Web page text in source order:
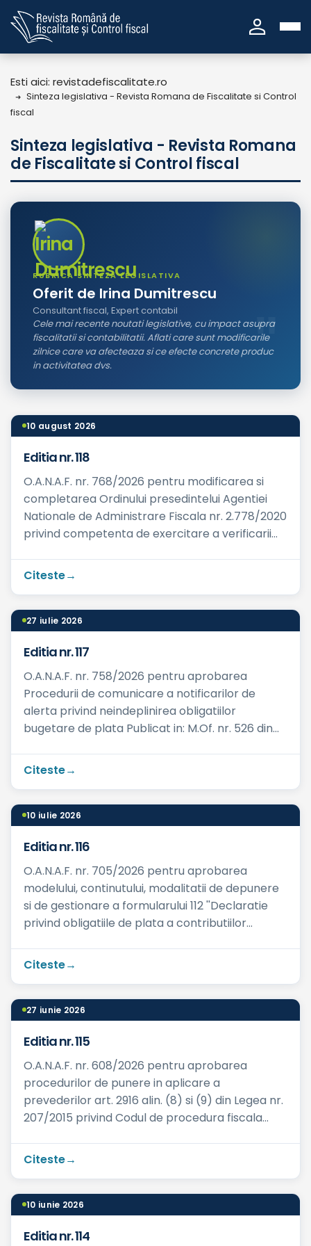
person
Esti aici: revistadefiscalitate.ro
Sinteza legislativa - Revista Romana de Fiscalitate si Control
fiscal
Sinteza legislativa - Revista Romana
de Fiscalitate si Control fiscal
RUBRICA SINTEZA LEGISLATIVA
Oferit de Irina Dumitrescu
Consultant fiscal, Expert contabil
Cele mai recente noutati legislative, cu impact asupra
fiscalitatii si contabilitatii. Aflati care sunt modificarile
zilnice care va afecteaza si ce efecte concrete produc
in activitatea dvs.
10 august 2026
Editia nr. 118
O.A.N.A.F. nr. 768/2026 pentru modificarea si
completarea Ordinului presedintelui Agentiei
Nationale de Administrare Fiscala nr. 2.778/2020
privind competenta de exercitare a verificarii
Citeste
27 iulie 2026
Editia nr. 117
O.A.N.A.F. nr. 758/2026 pentru aprobarea
Procedurii de comunicare a notificarilor de
alerta privind neindeplinirea obligatiilor
bugetare de plata Publicat in: M.Of. nr. 526 din
Citeste
10 iulie 2026
Editia nr. 116
O.A.N.A.F. nr. 705/2026 pentru aprobarea
modelului, continutului, modalitatii de depunere
si de gestionare a formularului 112 ''Declaratie
privind obligatiile de plata a contributiilor
Citeste
27 iunie 2026
Editia nr. 115
O.A.N.A.F. nr. 608/2026 pentru aprobarea
procedurilor de punere in aplicare a
prevederilor art. 2916 alin. (8) si (9) din Legea nr.
207/2015 privind Codul de procedura fiscala
Citeste
10 iunie 2026
Editia nr. 114